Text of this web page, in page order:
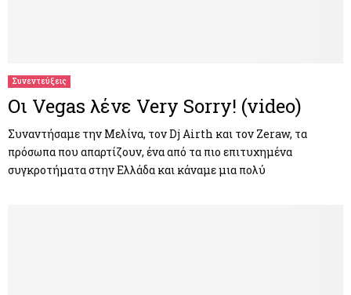
Συνεντεύξεις
Οι Vegas λένε Very Sorry! (video)
Συναντήσαμε την Μελίνα, τον Dj Airth και τον Zeraw, τα
πρόσωπα που απαρτίζουν, ένα από τα πιο επιτυχημένα
συγκροτήματα στην Ελλάδα και κάναμε μια πολύ